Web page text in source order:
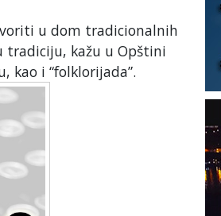
u dom tradicionalnih
tradiciju, kažu u Opštini
kao i “folklorijada”.